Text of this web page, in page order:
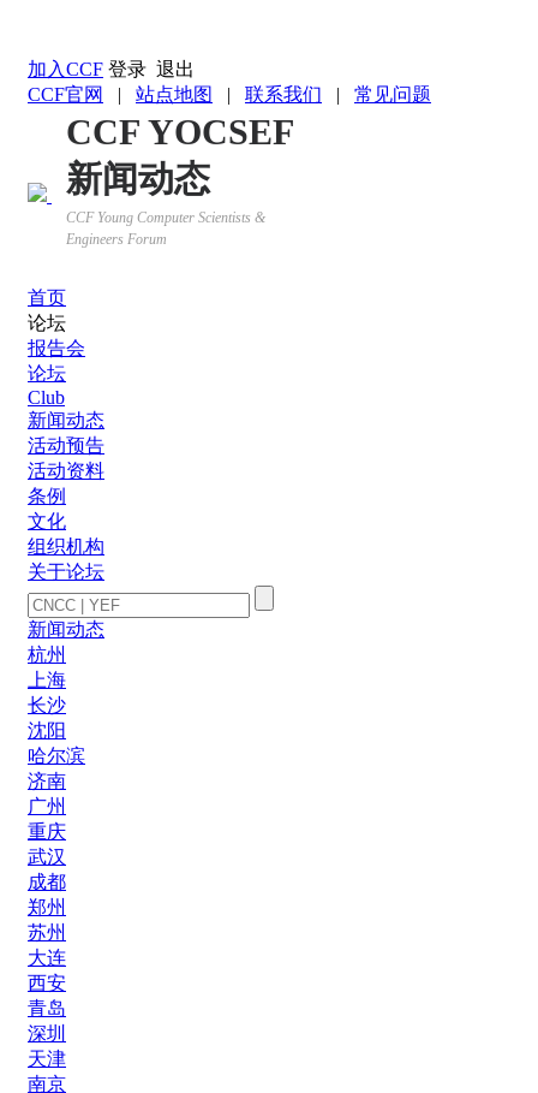
加入CCF 登录 退出
CCF官网
| 站点地图 | 联系我们 | 常见问题
CCF YOCSEF
新闻动态
CCF Young Computer Scientists &
Engineers Forum
首页
论坛
报告会
论坛
Club
新闻动态
活动预告
活动资料
条例
文化
组织机构
关于论坛
新闻动态
杭州
上海
长沙
沈阳
哈尔滨
济南
广州
重庆
武汉
成都
郑州
苏州
大连
西安
青岛
深圳
天津
南京